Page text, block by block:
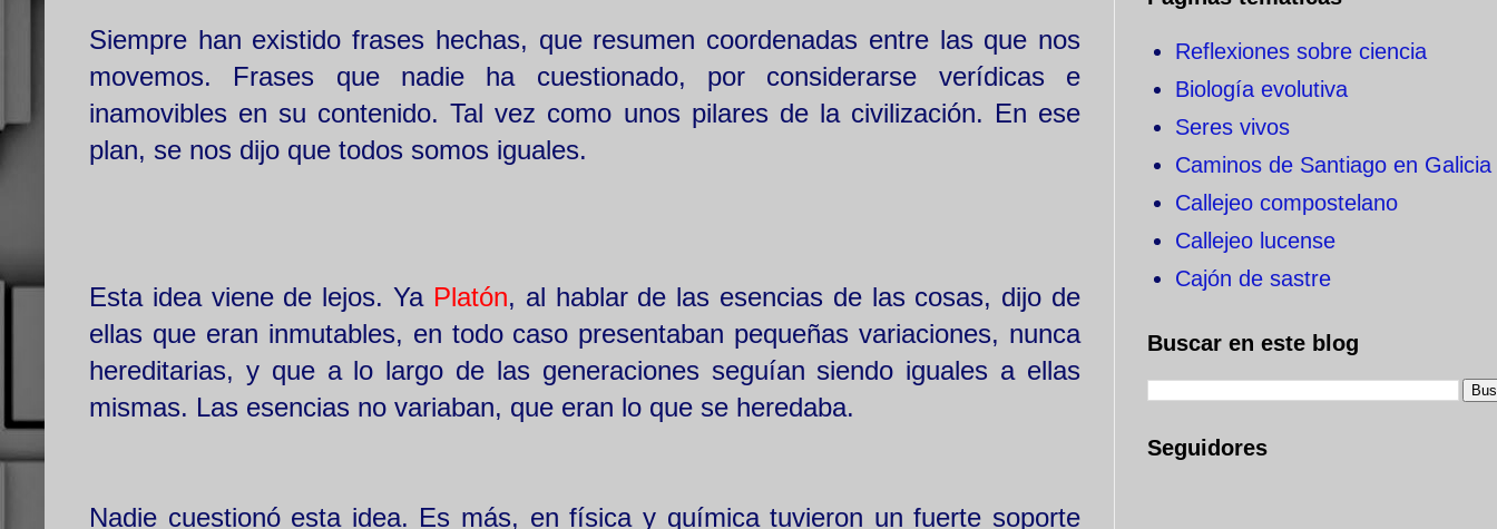
Siempre han existido frases hechas, que resumen coordenadas entre las que nos
movemos. Frases que nadie ha cuestionado, por considerarse verídicas e
inamovibles en su contenido. Tal vez como unos pilares de la civilización. En ese
plan, se nos dijo que todos somos iguales.
Esta idea viene de lejos. Ya Platón, al hablar de las esencias de las cosas, dijo de
ellas que eran inmutables, en todo caso presentaban pequeñas variaciones, nunca
hereditarias, y que a lo largo de las generaciones seguían siendo iguales a ellas
mismas. Las esencias no variaban, que eran lo que se heredaba.
Nadie cuestionó esta idea. Es más, en física y química tuvieron un fuerte soporte
Reflexiones sobre ciencia
Biología evolutiva
Seres vivos
Caminos de Santiago en Galicia
Callejeo compostelano
Callejeo lucense
Cajón de sastre
Buscar en este blog
Seguidores